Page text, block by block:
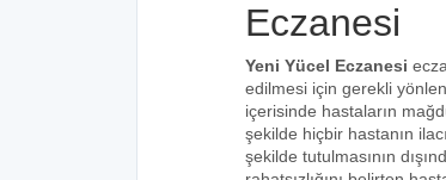
Eczanesi
Yeni Yücel Eczanesi
edilmesi için gerekli
içerisinde hastaların
şekilde hiçbir hastanın
şekilde tutulmasının